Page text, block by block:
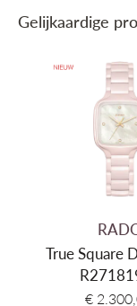
Gelijkaardige
True Square
€